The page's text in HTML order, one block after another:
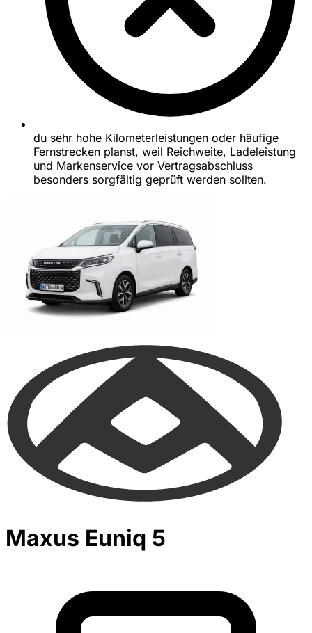
du sehr hohe Kilometerleistungen oder häufige
Fernstrecken planst, weil Reichweite, Ladeleistung
und Markenservice vor Vertragsabschluss
besonders sorgfältig geprüft werden sollten.
Maxus Euniq 5